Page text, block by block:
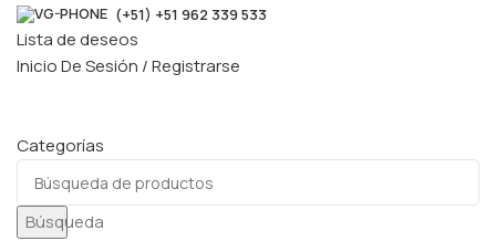
(+51) +51 962 339 533
Lista de deseos
Inicio De Sesión / Registrarse
Categorías
Búsqueda